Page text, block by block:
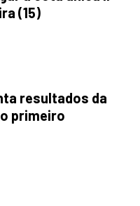
(15)
resultados da
primeiro